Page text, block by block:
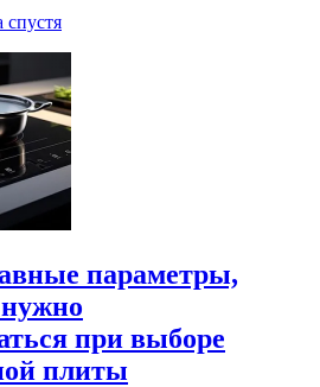
спустя
параметры,
при выборе
плиты